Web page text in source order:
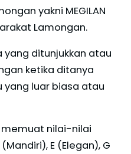
yakni MEGILAN
Lamongan.
yang ditunjukkan atau
ketika ditanya
yang luar biasa atau
memuat nilai-nilai
E (Elegan), G